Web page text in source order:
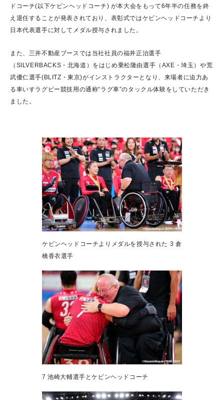
ドコーチ(以下ケビンヘッドコーチ) が本大会をもって6年半の任務を終
え退任することが発表されており、表彰式ではケビンヘッドコーチより
日本代表選手に対してメダル授与されました。
また、三井不動産ブースでは当社社員の福井正治選手
（SILVERBACKS・北海道）をはじめ乗松隆由選手（AXE・埼玉）や荒
武優仁選手(BLITZ・東京)がインストラクターとなり、来場者に迫力あ
る車いすラグビー競技用の通称“ラグ車”のタックル体験をしていただき
ました。
ケビンヘッドコーチよりメダルを授与された 3 倉
橋香衣選手
7 池崎大輔選手とケビンヘッドコーチ